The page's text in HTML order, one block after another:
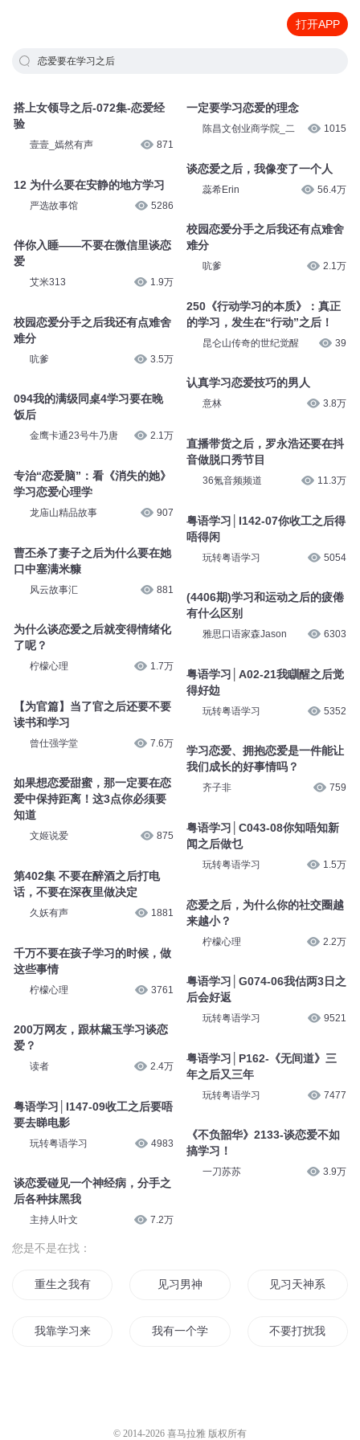
打开APP
恋爱要在学习之后
搭上女领导之后-072集-恋爱经
验
壹壹_嫣然有声 871
12 为什么要在安静的地方学习
严选故事馆 5286
伴你入睡——不要在微信里谈恋
爱
艾米313 1.9万
校园恋爱分手之后我还有点难舍
难分
吭爹 3.5万
094我的满级同桌4学习要在晚
饭后
金鹰卡通23号牛乃唐 2.1万
专治“恋爱脑”：看《消失的她》
学习恋爱心理学
龙庙山精品故事 907
曹丕杀了妻子之后为什么要在她
口中塞满米糠
风云故事汇 881
为什么谈恋爱之后就变得情绪化
了呢？
柠檬心理 1.7万
【为官篇】当了官之后还要不要
读书和学习
曾仕强学堂 7.6万
如果想恋爱甜蜜，那一定要在恋
爱中保持距离！这3点你必须要
知道
文姬说爱 875
第402集 不要在醉酒之后打电
话，不要在深夜里做决定
久妖有声 1881
千万不要在孩子学习的时候，做
这些事情
柠檬心理 3761
200万网友，跟林黛玉学习谈恋
爱？
读者 2.4万
粤语学习│I147-09收工之后要唔
要去睇电影
玩转粤语学习 4983
谈恋爱碰见一个神经病，分手之
后各种抹黑我
主持人叶文 7.2万
一定要学习恋爱的理念
陈昌文创业商学院_二 1015
谈恋爱之后，我像变了一个人
蕊希Erin 56.4万
校园恋爱分手之后我还有点难舍
难分
吭爹 2.1万
250《行动学习的本质》：真正
的学习，发生在“行动”之后！
昆仑山传奇的世纪觉醒 39
认真学习恋爱技巧的男人
意林 3.8万
直播带货之后，罗永浩还要在抖
音做脱口秀节目
36氪音频频道 11.3万
粤语学习│I142-07你收工之后得
唔得闲
玩转粤语学习 5054
(4406期)学习和运动之后的疲倦
有什么区别
雅思口语家森Jason 6303
粤语学习│A02-21我瞓醒之后觉
得好攰
玩转粤语学习 5352
学习恋爱、拥抱恋爱是一件能让
我们成长的好事情吗？
齐子非 759
粤语学习│C043-08你知唔知新
闻之后做乜
玩转粤语学习 1.5万
恋爱之后，为什么你的社交圈越
来越小？
柠檬心理 2.2万
粤语学习│G074-06我估两3日之
后会好返
玩转粤语学习 9521
粤语学习│P162-《无间道》三
年之后又三年
玩转粤语学习 7477
《不负韶华》2133-谈恋爱不如
搞学习！
一刀苏苏 3.9万
您是不是在找：
重生之我有学习系统 见习男神 见习天神系统
我靠学习来修仙 我有一个学习系统 不要打扰我学习
© 2014-2026 喜马拉雅 版权所有